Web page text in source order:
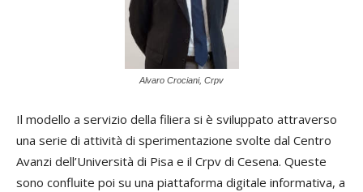
Alvaro Crociani, Crpv
Il modello a servizio della filiera si è sviluppato attraverso
una serie di attività di sperimentazione svolte dal Centro
Avanzi dell’Università di Pisa e il Crpv di Cesena. Queste
sono confluite poi su una piattaforma digitale informativa, a